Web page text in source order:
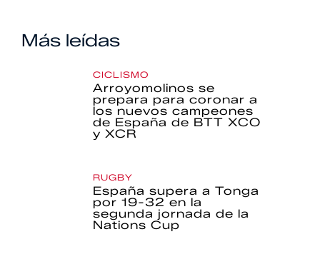
Más leídas
CICLISMO
Arroyomolinos se
prepara para coronar a
los nuevos campeones
de España de BTT XCO
y XCR
RUGBY
España supera a Tonga
por 19-32 en la
segunda jornada de la
Nations Cup